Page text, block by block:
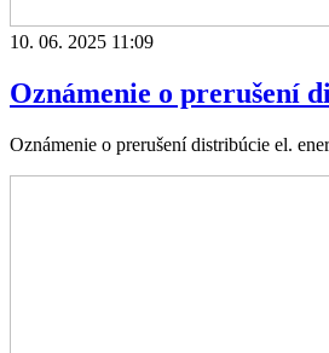
10. 06. 2025 11:09
Oznámenie o prerušení
Oznámenie o prerušení distribúcie el.